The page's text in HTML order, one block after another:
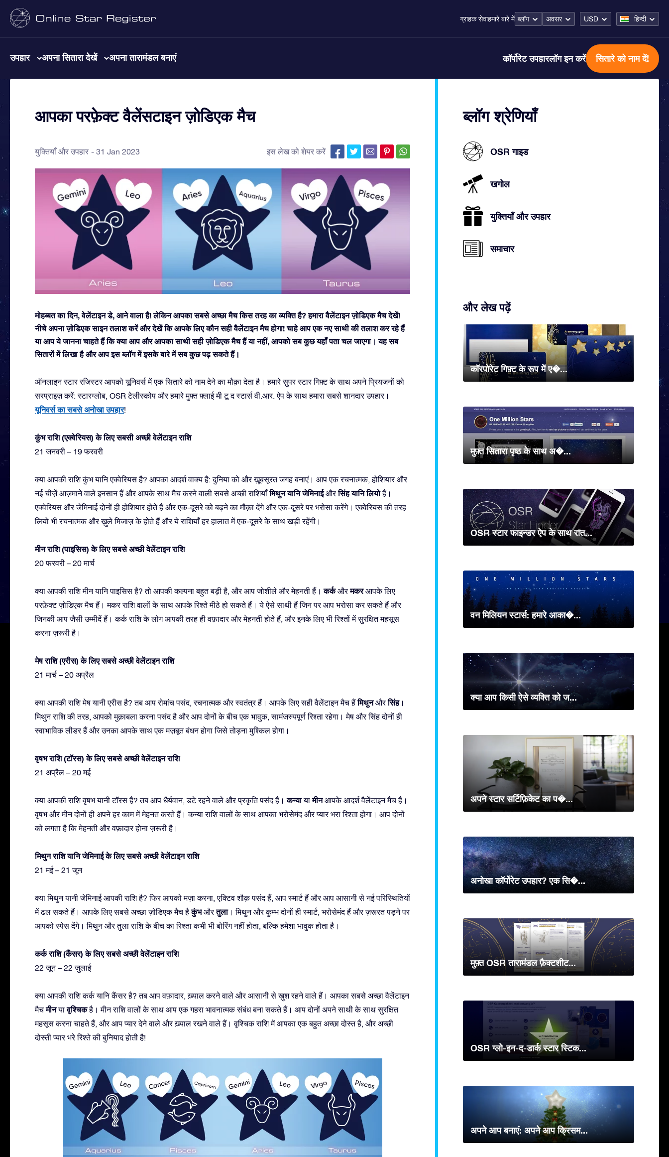
ग्राहक सेवाहमारे बारे में ब्लॉग अवसर USD हिन्दी
उपहार अपना सितारा देखें अपना तारामंडल बनाएं कॉर्पोरेट उपहारलॉग इन करें सितारे को नाम दें!
आपका परफ़ेक्ट वैलेंसटाइन ज़ोडिएक मैच
युक्तियाँ और उपहार 31 Jan 2023 इस लेख को शेयर करें
मोहब्बत का दिन, वेलेंटाइन डे, आने वाला है! लेकिन आपका सबसे अच्छा मैच किस तरह का व्यक्ति है? हमारा वैलेंटाइन ज़ोडिएक मैच देखें!
नीचे अपना ज़ोडिएक साइन तलाश करें और देखें कि आपके लिए कौन सही वैलेंटाइन मैच होगा! चाहे आप एक नए साथी की तलाश कर रहे हैं
या आप ये जानना चाहते हैं कि क्या आप और आपका साथी सही ज़ोडिएक मैच हैं या नहीं, आपको सब कुछ यहाँ पता चल जाएगा। यह सब
सितारों में लिखा है और आप इस ब्लॉग में इसके बारे में सब कुछ पढ़ सकते हैं।
ऑनलाइन स्टार रजिस्टर आपको यूनिवर्स में एक सितारे को नाम देने का मौक़ा देता है। हमारे सुपर स्टार गिफ़्ट के साथ अपने प्रियजनों को
सरप्राइज़ करें: स्टारग्लोब, OSR टेलीस्कोप और हमारे मुफ़्त फ़्लाई मी टू द स्टार्स वी.आर. ऐप के साथ हमारा सबसे शानदार उपहार।
यूनिवर्स का सबसे अनोखा उपहार!
कुंभ राशि (एक्वेरियस) के लिए सबसी अच्छी वेलेंटाइन राशि
21 जनवरी – 19 फरवरी
क्या आपकी राशि कुंभ यानि एक्वेरियस है? आपका आदर्श वाक्य है: दुनिया को और ख़ूबसूरत जगह बनाएं। आप एक रचनात्मक, होशियार और
नई चीज़ें आज़माने वाले इनसान हैं और आपके साथ मैच करने वाली सबसे अच्छी राशियाँमिथुन यानि जेमिनाईऔरसिंह यानि लियोहैं।
एक्वेरियस और जेमिनाई दोनों ही होशियार होते हैं और एक-दूसरे को बढ़ने का मौक़ा देंगे और एक-दूसरे पर भरोसा करेंगे। एक्वेरियस की तरह
लियो भी रचनात्मक और ख़ुले मिजाज़ के होते हैं और ये राशियाँ हर हालात में एक-दूसरे के साथ खड़ी रहेंगी।
मीन राशि (पाइसिस) के लिए सबसे अच्छी वेलेंटाइन राशि
20 फरवरी – 20 मार्च
क्या आपकी राशि मीन यानि पाइसिस है? तो आपकी कल्पना बहुत बड़ी है, और आप जोशीले और मेहनती हैं।कर्कऔरमकरआपके लिए
परफ़ेक्ट ज़ोडिएक मैच हैं। मकर राशि वालों के साथ आपके रिश्ते मीठे हो सकते हैं। ये ऐसे साथी हैं जिन पर आप भरोसा कर सकते हैं और
जिनकी आप जैसी उम्मीदें हैं। कर्क राशि के लोग आपकी तरह ही वफ़ादार और मेहनती होते हैं, और इनके लिए भी रिश्तों में सुरक्षित महसूस
करना ज़रूरी है।
मेष राशि (एरीस) के लिए सबसे अच्छी वेलेंटाइन राशि
21 मार्च – 20 अप्रैल
क्या आपकी राशि मेष यानी एरीस है? तब आप रोमांच पसंद, रचनात्मक और स्वतंत्र हैं। आपके लिए सही वैलेंटाइन मैच हैंमिथुनऔरसिंह।
मिथुन राशि की तरह, आपको मुक़ाबला करना पसंद है और आप दोनों के बीच एक भावुक, सामंजस्यपूर्ण रिश्ता रहेगा। मेष और सिंह दोनों ही
स्वाभाविक लीडर हैं और उनका आपके साथ एक मज़बूत बंधन होगा जिसे तोड़ना मुश्किल होगा।
वृषभ राशि (टॉरस) के लिए सबसे अच्छी वेलेंटाइन राशि
21 अप्रैल – 20 मई
क्या आपकी राशि वृषभ यानी टॉरस है? तब आप धैर्यवान, डटे रहने वाले और प्रकृति पसंद हैं।कन्यायामीनआपके आदर्श वैलेंटाइन मैच हैं।
वृषभ और मीन दोनों ही अपने हर काम में मेहनत करते हैं। कन्या राशि वालों के साथ आपका भरोसेमंद और प्यार भरा रिश्ता होगा। आप दोनों
को लगता है कि मेहनती और वफ़ादार होना ज़रूरी है।
मिथुन राशि यानि जेमिनाई के लिए सबसे अच्छी वेलेंटाइन राशि
21 मई – 21 जून
क्या मिथुन यानी जेमिनाई आपकी राशि है? फिर आपको मज़ा करना, एक्टिव शौक़ पसंद हैं, आप स्मार्ट हैं और आप आसानी से नई परिस्थितियों
में ढल सकते हैं। आपके लिए सबसे अच्छा ज़ोडिएक मैच हैकुंभऔरतुला। मिथुन और कुम्भ दोनों ही स्मार्ट, भरोसेमंद हैं और ज़रूरत पड़ने पर
आपको स्पेस देंगे। मिथुन और तुला राशि के बीच का रिश्ता कभी भी बोरिंग नहीं होता, बल्कि हमेशा भावुक होता है।
कर्क राशि (कैंसर) के लिए सबसे अच्छी वेलेंटाइन राशि
22 जून – 22 जुलाई
क्या आपकी राशि कर्क यानि कैंसर है? तब आप वफ़ादार, ख़्याल करने वाले और आसानी से ख़ुश रहने वाले हैं। आपका सबसे अच्छा वैलेंटाइन
मैचमीनयावृश्चिकहै। मीन राशि वालों के साथ आप एक गहरा भावनात्मक संबंध बना सकते हैं। आप दोनों अपने साथी के साथ सुरक्षित
महसूस करना चाहते हैं, और आप प्यार देने वाले और ख़्याल रखने वाले हैं। वृश्चिक राशि में आपका एक बहुत अच्छा दोस्त है, और अच्छी
दोस्ती प्यार भरे रिश्ते की बुनियाद होती है!
ब्लॉग श्रेणियाँ
OSR गाइड
खगोल
युक्तियाँ और उपहार
समाचार
और लेख पढ़ें
कॉरपोरेट गिफ़्ट के रूप में ए�...
मुफ़्त सितारा पृष्ठ के साथ अ�...
OSR स्टार फाइन्डर ऐप के साथ रात...
वन मिलियन स्टार्स: हमारे आका�...
क्या आप किसी ऐसे व्यक्ति को ज...
अपने स्टार सर्टिफ़िकेट का प�...
अनोखा कॉर्पोरेट उपहार? एक सि�...
मुफ़्त OSR तारामंडल फ़ैक्टशीट...
OSR ग्लो-इन-द-डार्क स्टार स्टिक...
अपने आप बनाएं: अपने आप क्रिसम...